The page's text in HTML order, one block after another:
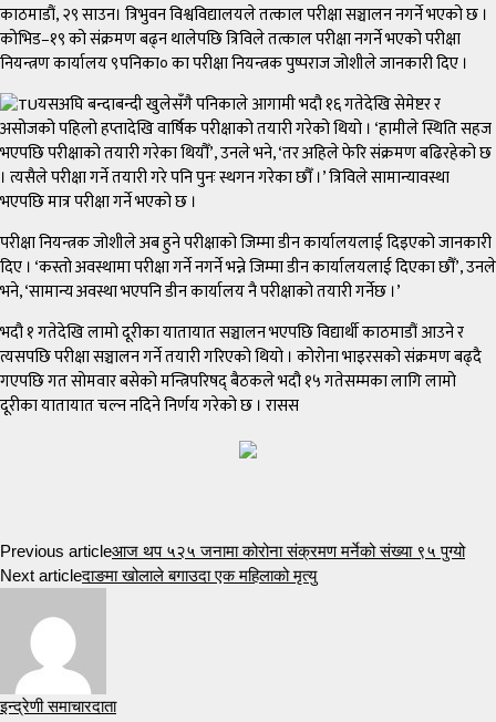
काठमाडौं, २९ साउन। त्रिभुवन विश्वविद्यालयले तत्काल परीक्षा सञ्चालन नगर्ने भएको छ ।
कोभिड–१९ को संक्रमण बढ्न थालेपछि त्रिविले तत्काल परीक्षा नगर्ने भएको परीक्षा
नियन्त्रण कार्यालय ९पनिका० का परीक्षा नियन्त्रक पुष्पराज जोशीले जानकारी दिए ।
यसअघि बन्दाबन्दी खुलेसँगै पनिकाले आगामी भदौ १६ गतेदेखि सेमेष्टर र
असोजको पहिलो हप्तादेखि वार्षिक परीक्षाको तयारी गरेको थियो । ‘हामीले स्थिति सहज
भएपछि परीक्षाको तयारी गरेका थियौँ’, उनले भने, ‘तर अहिले फेरि संक्रमण बढिरहेको छ
। त्यसैले परीक्षा गर्ने तयारी गरे पनि पुनः स्थगन गरेका छौँ ।’ त्रिविले सामान्यावस्था
भएपछि मात्र परीक्षा गर्ने भएको छ ।
परीक्षा नियन्त्रक जोशीले अब हुने परीक्षाको जिम्मा डीन कार्यालयलाई दिइएको जानकारी
दिए । ‘कस्तो अवस्थामा परीक्षा गर्ने नगर्ने भन्ने जिम्मा डीन कार्यालयलाई दिएका छौँ’, उनले
भने, ‘सामान्य अवस्था भएपनि डीन कार्यालय नै परीक्षाको तयारी गर्नेछ ।’
भदौ १ गतेदेखि लामो दूरीका यातायात सञ्चालन भएपछि विद्यार्थी काठमाडौं आउने र
त्यसपछि परीक्षा सञ्चालन गर्ने तयारी गरिएको थियो । कोरोना भाइरसको संक्रमण बढ्दै
गएपछि गत सोमवार बसेको मन्त्रिपरिषद् बैठकले भदौ १५ गतेसम्मका लागि लामो
दूरीका यातायात चल्न नदिने निर्णय गरेको छ । रासस
Previous articleआज थप ५२५ जनामा कोरोना संक्रमण मर्नेको संख्या ९५ पुग्यो
Next articleदाङमा खोलाले बगाउदा एक महिलाको मृत्यु
इन्द्रेणी समाचारदाता